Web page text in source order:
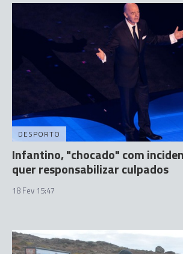
DESPORTO
Infantino, "chocado" com
quer responsabilizar culpados
18 Fev 15:47